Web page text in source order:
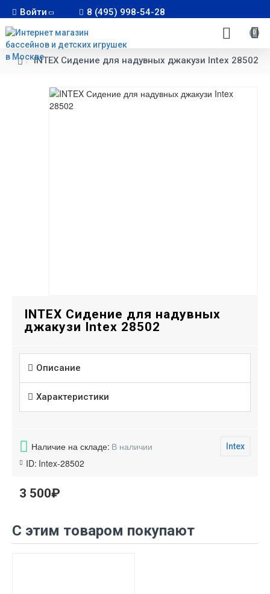
Войти 8 (495) 998-54-28
0
INTEX Сидение для надувных джакузи Intex 28502
INTEX Сидение для надувных
джакузи Intex 28502
Описание
Характеристики
Наличие на складе: В наличии
ID: Intex-28502
Intex
3 500₽
С этим товаром покупают